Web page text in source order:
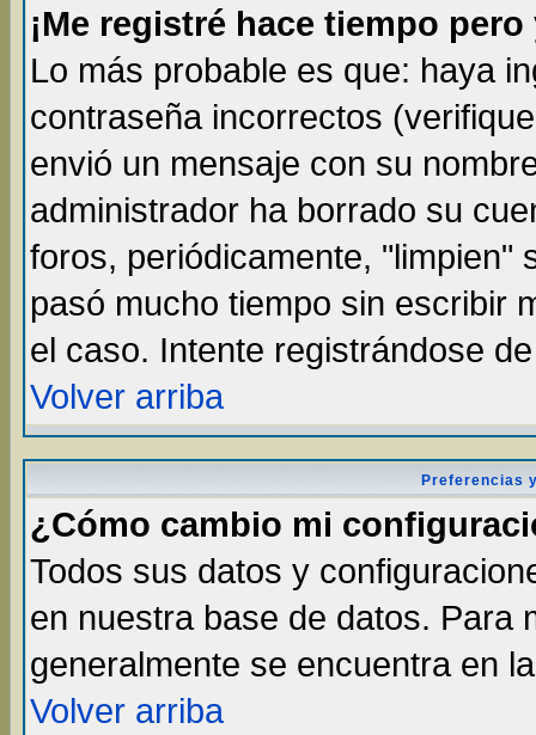
¡Me registré hace tiempo
Lo más probable es que: haya
contraseña incorrectos
envió un mensaje con su
administrador ha borrado su
foros, periódicamente, "limpien"
pasó mucho tiempo sin escribir
el caso. Intente registrándose
Volver arriba
Preferencias
¿Cómo cambio mi
Todos sus datos y
en nuestra base de datos. Para
generalmente se encuentra en
Volver arriba